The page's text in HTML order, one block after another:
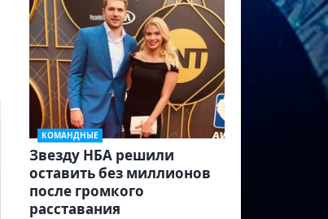
КОМАНДНЫЕ
Звезду НБА решили
оставить без миллионов
после громкого
расставания